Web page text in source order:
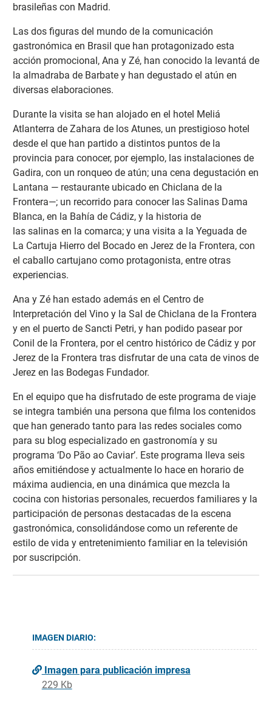
brasileñas con Madrid.
Las dos figuras del mundo de la comunicación
gastronómica en Brasil que han protagonizado esta
acción promocional, Ana y Zé, han conocido la levantá de
la almadraba de Barbate y han degustado el atún en
diversas elaboraciones.
Durante la visita se han alojado en el hotel Meliá
Atlanterra de Zahara de los Atunes, un prestigioso hotel
desde el que han partido a distintos puntos de la
provincia para conocer, por ejemplo, las instalaciones de
Gadira, con un ronqueo de atún; una cena degustación en
Lantana — restaurante ubicado en Chiclana de la
Frontera—; un recorrido para conocer las Salinas Dama
Blanca, en la Bahía de Cádiz, y la historia de
las salinas en la comarca; y una visita a la Yeguada de
La Cartuja Hierro del Bocado en Jerez de la Frontera, con
el caballo cartujano como protagonista, entre otras
experiencias.
Ana y Zé han estado además en el Centro de
Interpretación del Vino y la Sal de Chiclana de la Frontera
y en el puerto de Sancti Petri, y han podido pasear por
Conil de la Frontera, por el centro histórico de Cádiz y por
Jerez de la Frontera tras disfrutar de una cata de vinos de
Jerez en las Bodegas Fundador.
En el equipo que ha disfrutado de este programa de viaje
se integra también una persona que filma los contenidos
que han generado tanto para las redes sociales como
para su blog especializado en gastronomía y su
programa ‘Do Pão ao Caviar’. Este programa lleva seis
años emitiéndose y actualmente lo hace en horario de
máxima audiencia, en una dinámica que mezcla la
cocina con historias personales, recuerdos familiares y la
participación de personas destacadas de la escena
gastronómica, consolidándose como un referente de
estilo de vida y entretenimiento familiar en la televisión
por suscripción.
IMAGEN DIARIO:
Imagen para publicación impresa
229 Kb